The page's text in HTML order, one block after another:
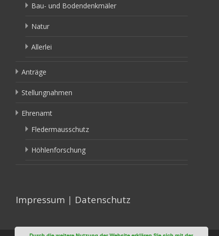
Bau- und Bodendenkmäler
Natur
Allerlei
Anträge
Stellungnahmen
Ehrenamt
Fledermausschutz
Höhlenforschung
Impressum | Datenschutz